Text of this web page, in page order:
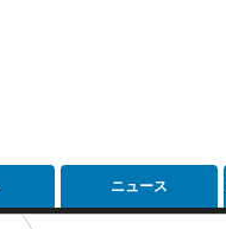
ニュース